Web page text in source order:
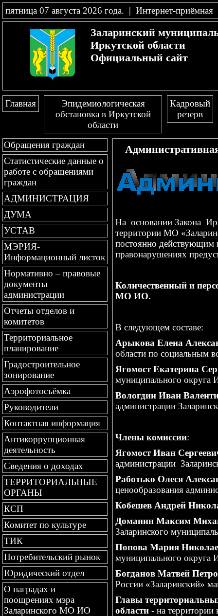
пятница 07 августа 2026 года. | Интернет-приёмная
Заларинский
Иркутской области
Официальный сайт
Главная
Эпидемиологическая
обстановка в Иркутской
области
Кадровый
резерв
Обращения граждан
Статистические данные о
работе с обращениями
граждан
АДМИНИСТРАЦИЯ
ДУМА
УСТАВ
МЭРИЯ-
Информационный листок
Нормативно – правовые
документы
администрации
Отчеты отделов и
комитетов
Территориальное
планирование
Градостроительное
зонирование
Аэрофотосъёмка
Руководители
Контактная информация
Антикоррупционная
деятельность
Сведения о доходах
ТЕРРИТОРИАЛЬНЫЕ
ОРГАНЫ
КСП
Комитет по культуре
ТИК
Потребительский рынок
Юридический отдел
О наградах и
поощрениях мэра
Заларинского МО ИО
На основании Закона
территории МО
постоянно действующим
правонарушениях
Количественный и
МО ИО.
В следующем составе:
Арыкова Елена
области по социальным
Ягомост Екатерина
муниципального округа
Вологдин Иван
администрации
Члены комиссии:
Ягомост Иван
администрации
Работько Олеся
ценообразования
Кобешев Андрей
Доманин Максим
Заларинского
Попова Мария
муниципального округа
Богданов Матвей
России «Заларинский»
Главы
области - на территории